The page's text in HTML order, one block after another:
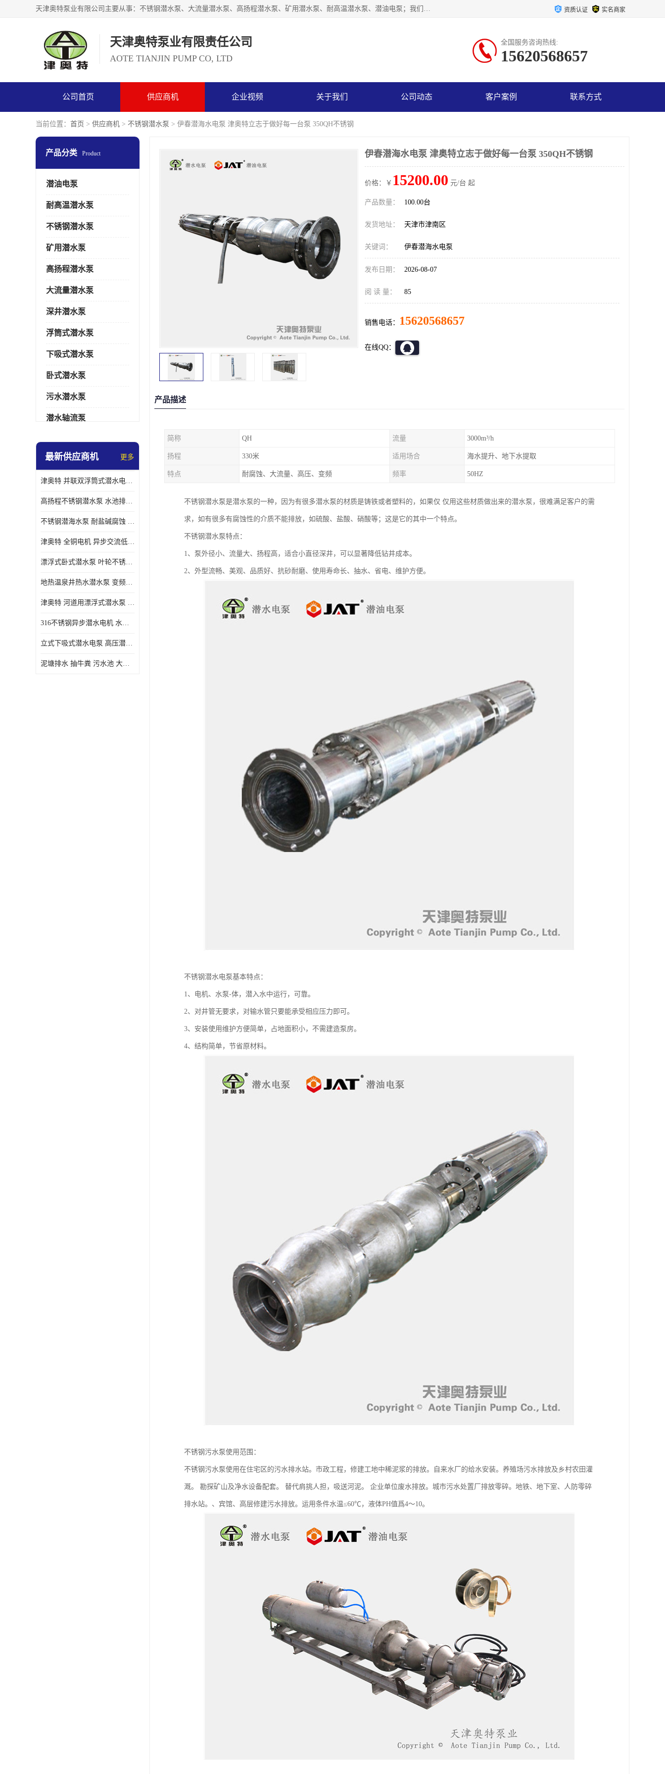
天津奥特泵业有限公司主要从事：不锈钢潜水泵、大流量潜水泵、高扬程潜水泵、矿用潜水泵、耐高温潜水泵、潜油电泵；我们以开发研制生产各种用途的水泵为主，历经十多年艰苦创业，已成为总资产达伍仟多万元，占地面积1万多平方米，年生产能力几百万（台）套，形成集设计研发、制造安装、技术服务于一体的现代规模型企业。 资质认证 实名商家
天津奥特泵业有限责任公司
AOTE TIANJIN PUMP CO, LTD
全国服务咨询热线:
15620568657
公司首页 供应商机 企业视频 关于我们 公司动态 客户案例 联系方式
当前位置： 首页 > 供应商机 > 不锈钢潜水泵 > 伊春潜海水电泵 津奥特立志于做好每一台泵 350QH不锈钢
产品分类 Product
潜油电泵
耐高温潜水泵
不锈钢潜水泵
矿用潜水泵
高扬程潜水泵
大流量潜水泵
深井潜水泵
浮筒式潜水泵
下吸式潜水泵
卧式潜水泵
污水潜水泵
潜水轴流泵
螺旋离心泵
控制柜
最新供应商机 更多
津奥特 并联双浮筒式潜水电泵 矿山抢险泵 大流量卧式安装 可提供定制
高扬程不锈钢潜水泵 水池排水 变频 井用潜水电泵供应 能耗低 工厂批发
不锈钢潜海水泵 耐盐碱腐蚀 大流量 立式卧式下吸式安装 厂家定制
津奥特 全铜电机 异步交流低压潜水电机 运行稳定售后质保 致电咨询
漂浮式卧式潜水泵 叶轮不锈钢材质 大流量 变频抽水泵 厂家质保售后
地热温泉井热水潜水泵 变频不锈钢 130直径油泵 高温深井泵 津奥特
津奥特 河道用漂浮式潜水泵 不锈钢泵轴 大口径大流量 产品可定制
316不锈钢异步潜水电机 水冷式 可连续运行 定制功率电压 奥特泵业
立式下吸式潜水电泵 高压潜水排沙泵 大功率 深水施工作业 型号可定制
泥塘排水 抽牛粪 污水池 大口径潜水螺旋离心泵 材质特征 奥特泵业
伊春潜海水电泵 津奥特立志于做好每一台泵 350QH不锈钢
价格：￥ 15200.00 元/台 起
产品数量： 100.00台
发货地址： 天津市津南区
关键词： 伊春潜海水电泵
发布日期： 2026-08-07
阅 读 量： 85
销售电话： 15620568657
在线QQ：
产品描述
简称 QH 流量 3000m³/h
扬程 330米 适用场合 海水提升、地下水提取
特点 耐腐蚀、大流量、高压、变频 频率 50HZ
不锈钢潜水泵是潜水泵的一种，因为有很多潜水泵的材质是铸铁或者塑料的，如果仅 仅用这些材质做出来的潜水泵，很难满足客户的需
求，如有很多有腐蚀性的介质不能排放，如硫酸、盐酸、硝酸等；这是它的其中一个特点。
不锈钢潜水泵特点：
1、泵外径小、流量大、扬程高，适合小直径深井，可以显著降低钻井成本。
2、外型流畅、美观、品质好、抗砂耐磨、使用寿命长、抽水、省电、维护方便。
不锈钢潜水电泵基本特点：
1、电机、水泵-体，潜入水中运行，可靠。
2、对井管无要求，对输水管只要能承受相应压力即可。
3、安装使用维护方便简单，占地面积小，不需建造泵房。
4、结构简单，节省原材料。
不锈钢污水泵使用范围：
不锈钢污水泵使用在住宅区的污水排水站。市政工程，修建工地中稀泥浆的排放。自来水厂的给水安装。养殖场污水排放及乡村农田灌
溉。 勘探矿山及净水设备配套。 替代肩挑人担，吸送河泥。 企业单位废水排放。城市污水处置厂排放零碎。地铁、地下室、人防零碎
排水站。、宾馆、高层修建污水排放。运用条件水温≤60℃，液体PH值爲4～10。